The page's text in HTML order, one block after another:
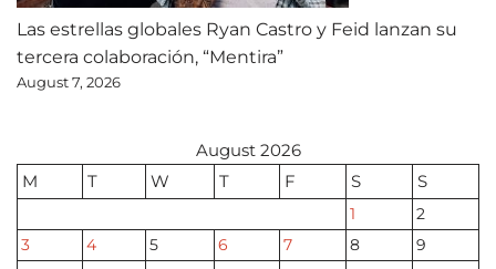
Las estrellas globales Ryan Castro y Feid lanzan su
tercera colaboración, “Mentira”
August 7, 2026
August 2026
M
T W T F S S
1
2
3
4 5 6 7 8
9